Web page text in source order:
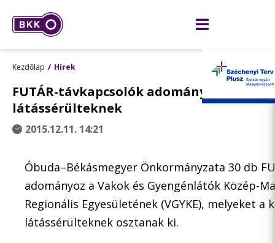
Kezdőlap Hírek
FUTÁR-távkapcsolók adományozása a
látássérülteknek
2015.12.11. 14:21
Óbuda–Békásmegyer Önkormányzata 30 db
adományoz a Vakok és Gyengénlátók Közép-
Regionális Egyesületének (VGYKE), melyeket a
látássérülteknek osztanak ki.